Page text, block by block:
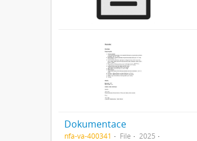
Dokumentace
nfa-va-400341 File
2025